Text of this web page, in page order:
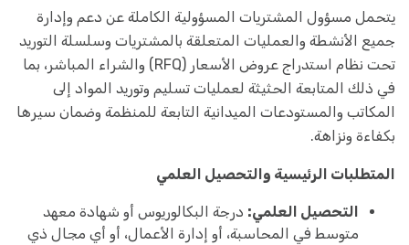
يتحمل مسؤول المشتريات المسؤولية الكاملة عن دعم وإدارة
جميع الأنشطة والعمليات المتعلقة بالمشتريات وسلسلة التوريد
تحت نظام استدراج عروض الأسعار (RFQ) والشراء المباشر، بما
في ذلك المتابعة الحثيثة لعمليات تسليم وتوريد المواد إلى
المكاتب والمستودعات الميدانية التابعة للمنظمة وضمان سيرها
بكفاءة ونزاهة.
المتطلبات الرئيسية والتحصيل العلمي
التحصيل العلمي: درجة البكالوريوس أو شهادة معهد
متوسط في المحاسبة، أو إدارة الأعمال، أو أي مجال ذي